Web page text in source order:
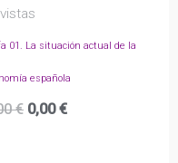
01. La situación actual de la
española
€ El
0,00€El